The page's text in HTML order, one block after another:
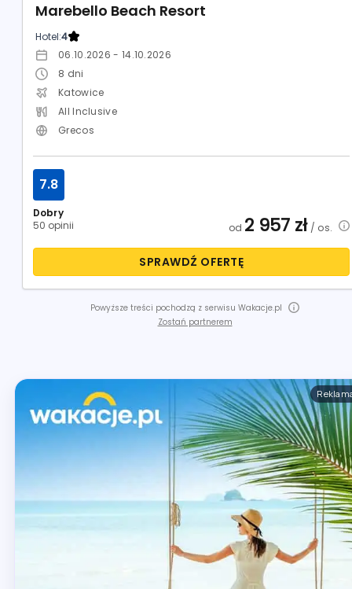
Marebello Beach Resort
Hotel:4
06.10.2026 - 14.10.2026
8 dni
Katowice
All Inclusive
Grecos
Dobry
50 opinii
7.8
od 2 957 zł/ os.
SPRAWDŹ OFERTĘ
Powyższe treści pochodzą z serwisu Wakacje.pl
Zostań partnerem